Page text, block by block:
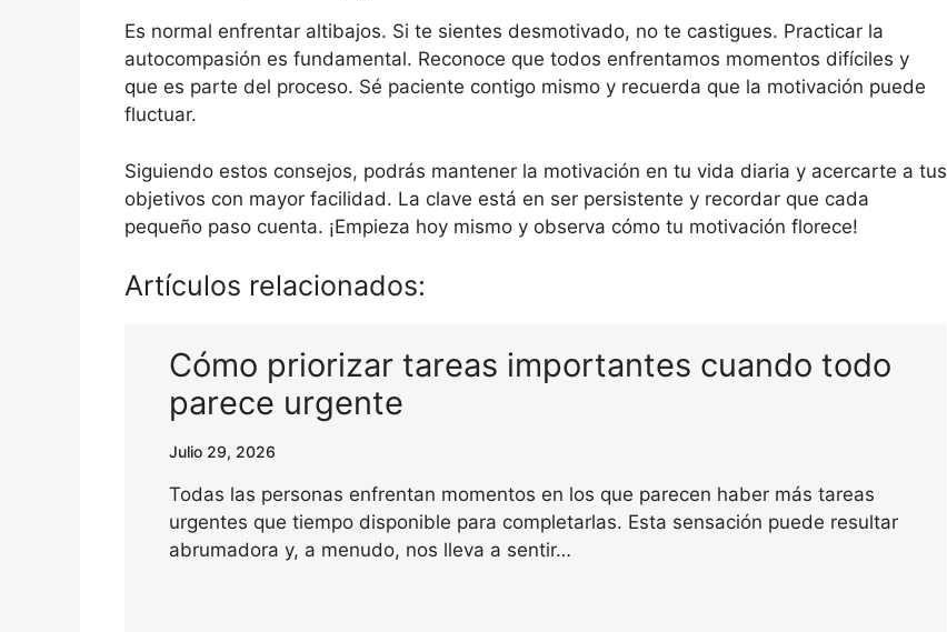
Es normal enfrentar altibajos. Si te sientes desmotivado, no te castigues. Practicar la
autocompasión es fundamental. Reconoce que todos enfrentamos momentos difíciles y
que es parte del proceso. Sé paciente contigo mismo y recuerda que la motivación puede
fluctuar.
Siguiendo estos consejos, podrás mantener la motivación en tu vida diaria y acercarte a tus
objetivos con mayor facilidad. La clave está en ser persistente y recordar que cada
pequeño paso cuenta. ¡Empieza hoy mismo y observa cómo tu motivación florece!
Artículos relacionados:
Cómo priorizar tareas importantes cuando todo
parece urgente
Julio 29, 2026
Todas las personas enfrentan momentos en los que parecen haber más tareas
urgentes que tiempo disponible para completarlas. Esta sensación puede resultar
abrumadora y, a menudo, nos lleva a sentir…